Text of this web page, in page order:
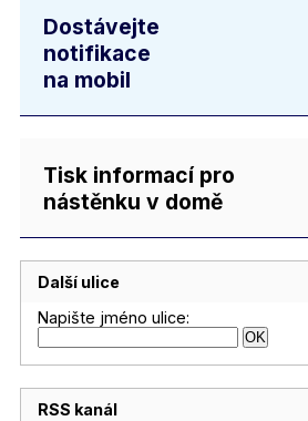
Dostávejte
notifikace
na mobil
Tisk informací pro
nástěnku v domě
Další ulice
Napište jméno ulice:
RSS kanál